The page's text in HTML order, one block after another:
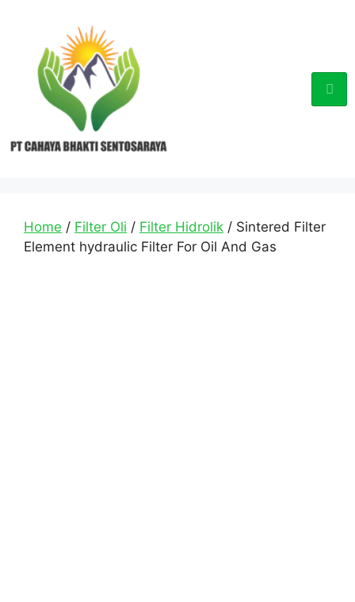
Home / Filter Oli / Filter Hidrolik / Sintered Filter
Element hydraulic Filter For Oil And Gas